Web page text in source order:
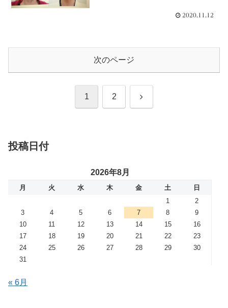
2020.11.12
次のページ
1 2 次
投稿日付
2026年8月
月 火 水 木 金 土
日
1
2
3
4 5 6 7 8
9
10
11 12 13 14 15
16
17
18 19 20 21 22
23
24
25 26 27 28 29
30
31
« 6月